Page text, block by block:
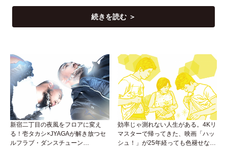
続きを読む ＞
新宿二丁目の夜風をフロアに変え
る！壱タカシ×JYAGAが解き放つセ
ルフラブ・ダンスチューン
効率じゃ測れない人生がある。4Kリ
マスターで帰ってきた、映画「ハッ
シュ！」が25年経っても色褪せない